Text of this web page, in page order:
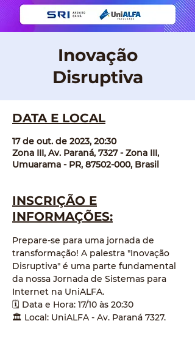
Inovação
Disruptiva
DATA E LOCAL
17 de out. de 2023, 20:30
Zona III, Av. Paraná, 7327 - Zona III,
Umuarama - PR, 87502-000, Brasil
INSCRIÇÃO E
INFORMAÇÕES:
Prepare-se para uma jornada de
transformação! A palestra "Inovação
Disruptiva" é uma parte fundamental
da nossa Jornada de Sistemas para
Internet na UniALFA.
🗓️ Data e Hora: 17/10 às 20:30
🏛️ Local: UniALFA - Av. Paraná 7327,